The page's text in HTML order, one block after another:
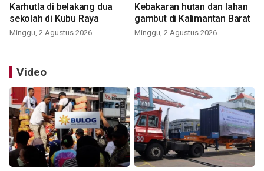
Karhutla di belakang dua
sekolah di Kubu Raya
Minggu, 2 Agustus 2026
Kebakaran hutan dan lahan
gambut di Kalimantan Barat
Minggu, 2 Agustus 2026
Video